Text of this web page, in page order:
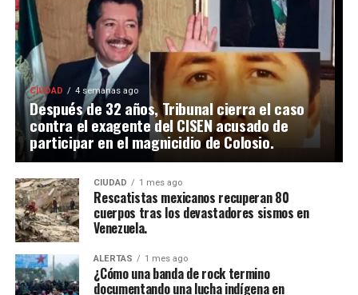
CIUDAD 4 semanas ago
Después de 32 años, Tribunal cierra el caso
contra el exagente del CISEN acusado de
participar en el magnicidio de Colosio.
CIUDAD 1 mes ago
Rescatistas mexicanos recuperan 80
cuerpos tras los devastadores sismos en
Venezuela.
ALERTAS 1 mes ago
¿Cómo una banda de rock termino
documentando una lucha indígena en